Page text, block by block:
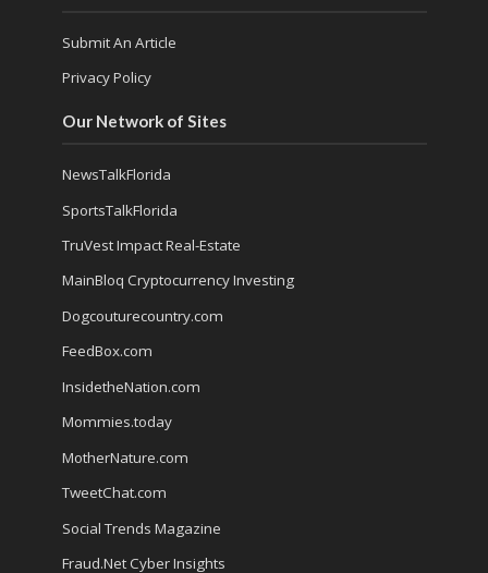
Submit An Article
Privacy Policy
Our Network of Sites
NewsTalkFlorida
SportsTalkFlorida
TruVest Impact Real-Estate
MainBloq Cryptocurrency Investing
Dogcouturecountry.com
FeedBox.com
InsidetheNation.com
Mommies.today
MotherNature.com
TweetChat.com
Social Trends Magazine
Fraud.Net Cyber Insights